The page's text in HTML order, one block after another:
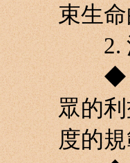
束生
2. 法
◆ 法
眾的
度的